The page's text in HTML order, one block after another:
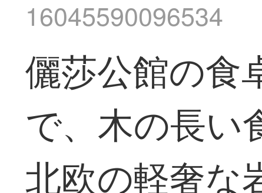
16045590096534
儷莎公館の食
で、木の長い
北欧の軽奢な